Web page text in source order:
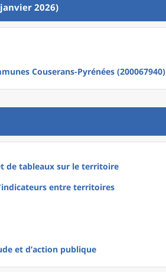
2026)
Couserans-Pyrénées (200067940)
de tableaux sur le territoire
entre territoires
et d’action publique